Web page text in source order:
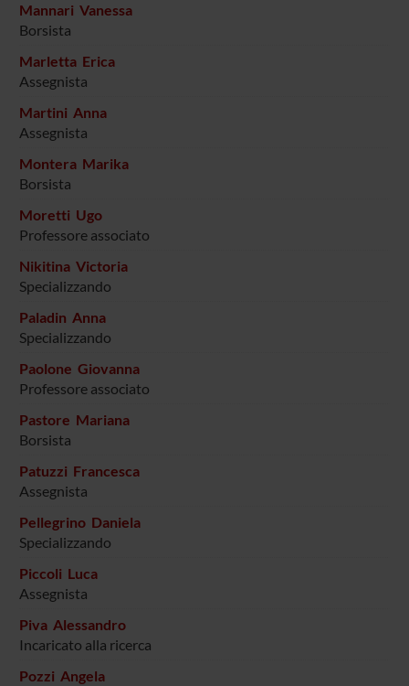
Mannari Vanessa
Borsista
Marletta Erica
Assegnista
Martini Anna
Assegnista
Montera Marika
Borsista
Moretti Ugo
Professore associato
Nikitina Victoria
Specializzando
Paladin Anna
Specializzando
Paolone Giovanna
Professore associato
Pastore Mariana
Borsista
Patuzzi Francesca
Assegnista
Pellegrino Daniela
Specializzando
Piccoli Luca
Assegnista
Piva Alessandro
Incaricato alla ricerca
Pozzi Angela